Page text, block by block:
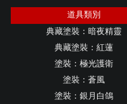
道具類別
典藏塗裝：暗夜精靈
典藏塗裝：紅蓮
塗裝：極光護衛
塗裝：蒼風
塗裝：銀月白鴿